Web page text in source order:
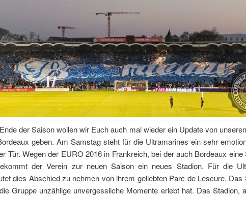
der Saison wollen wir Euch auch mal wieder ein Update von
geben. Am Samstag steht für die Ultramarines ein sehr
Tür. Wegen der EURO 2016 in Frankreich, bei der auch Bordeaux eine
der Verein zur neuen Saison ein neues Stadion. Für die
dies Abschied zu nehmen von ihrem geliebten Parc de Lescure. Das
Gruppe unzählige unvergessliche Momente erlebt hat. Das Stadion,